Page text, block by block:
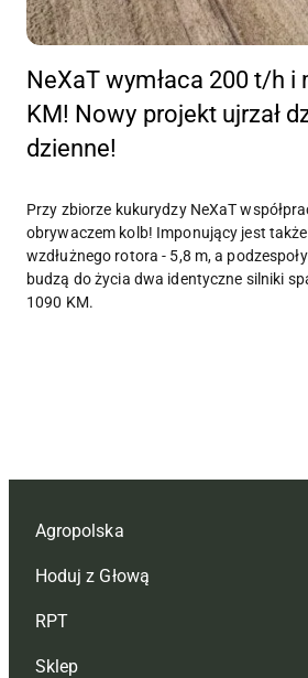
NeXaT wymłaca 200 t/h i
KM! Nowy projekt ujrzał
dzienne!
Przy zbiorze kukurydzy NeXaT
obrywaczem kolb! Imponujący jest
wzdłużnego rotora - 5,8 m, a
budzą do życia dwa identyczne silniki
1090 KM.
Agropolska
Redakcja
Reklama
Tagi
Hoduj z Głową
Hoduj z głową bydło
Hoduj z głową świnie
RPT
Redakcja
Sklep